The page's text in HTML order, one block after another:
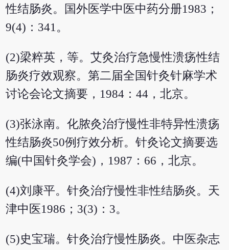
性结肠炎。国外医学中医中药分册1983；
9(4)：341。
(2)梁粹英，等。艾灸治疗急慢性溃疡性结
肠炎疗效观察。第二届全国针灸针麻学术
讨论会论文摘要，1984：44，北京。
(3)张泳南。化脓灸治疗慢性非特异性溃疡
性结肠炎50例疗效分析。针灸论文摘要选
编(中国针灸学会)，1987：66，北京。
(4)刘康平。针灸治疗慢性非性结肠炎。天
津中医1986；3(3)：3。
(5)史宝瑞。针灸治疗慢性肠炎。中医杂志